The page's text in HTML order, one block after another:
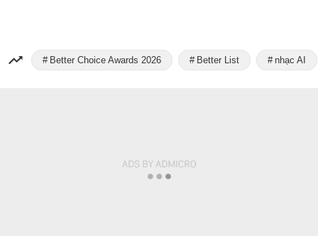
Better Choice Awards 2026 Better List nhạc AI